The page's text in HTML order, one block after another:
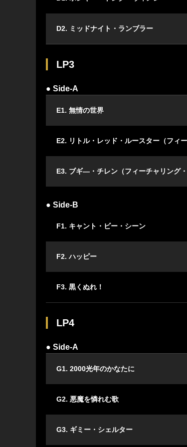
D2. ミッドナイト・ランブラー
LP3
● Side-A
E1. 無情の世界
E2. リトル・レッド・ルースター（フィ
E3. ブギ―・チレン（フィーチャリング
● Side-B
F1. キャント・ビー・シーン
F2. ハッピー
F3. 黒くぬれ！
LP4
● Side-A
G1. 2000光年のかなたに
G2. 悪魔を憐れむ歌
G3. ギミー・シェルター